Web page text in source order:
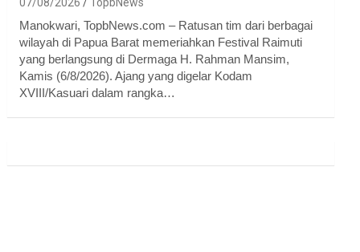
07/08/2026 TopbNews
Manokwari, TopbNews.com – Ratusan tim dari berbagai
wilayah di Papua Barat memeriahkan Festival Raimuti
yang berlangsung di Dermaga H. Rahman Mansim,
Kamis (6/8/2026). Ajang yang digelar Kodam
XVIII/Kasuari dalam rangka…